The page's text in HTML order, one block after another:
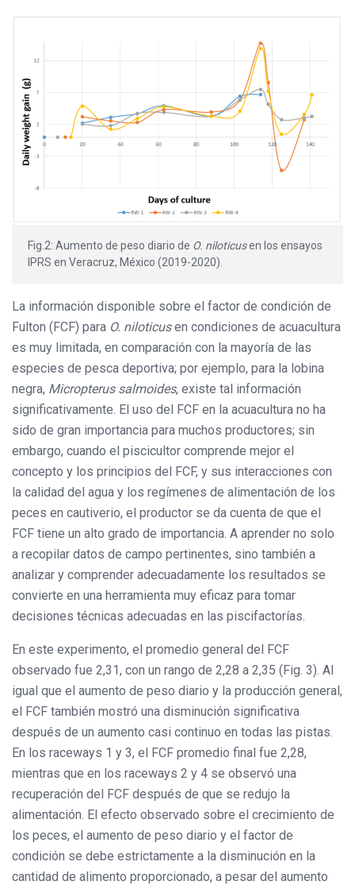
Fig.2: Aumento de peso diario de O. niloticusen los ensayos
IPRS en Veracruz, México (2019-2020).
La información disponible sobre el factor de condición de
Fulton (FCF) para O. niloticusen condiciones de acuacultura
es muy limitada, en comparación con la mayoría de las
especies de pesca deportiva; por ejemplo, para la lobina
negra, Micropterus salmoides, existe tal información
significativamente. El uso del FCF en la acuacultura no ha
sido de gran importancia para muchos productores; sin
embargo, cuando el piscicultor comprende mejor el
concepto y los principios del FCF, y sus interacciones con
la calidad del agua y los regímenes de alimentación de los
peces en cautiverio, el productor se da cuenta de que el
FCF tiene un alto grado de importancia. A aprender no solo
a recopilar datos de campo pertinentes, sino también a
analizar y comprender adecuadamente los resultados se
convierte en una herramienta muy eficaz para tomar
decisiones técnicas adecuadas en las piscifactorías.
En este experimento, el promedio general del FCF
observado fue 2,31, con un rango de 2,28 a 2,35 (Fig. 3). Al
igual que el aumento de peso diario y la producción general,
el FCF también mostró una disminución significativa
después de un aumento casi continuo en todas las pistas.
En los raceways 1 y 3, el FCF promedio final fue 2,28,
mientras que en los raceways 2 y 4 se observó una
recuperación del FCF después de que se redujo la
alimentación. El efecto observado sobre el crecimiento de
los peces, el aumento de peso diario y el factor de
condición se debe estrictamente a la disminución en la
cantidad de alimento proporcionado, a pesar del aumento